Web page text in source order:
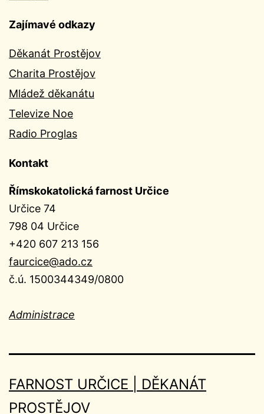
Zajímavé odkazy
Děkanát Prostějov
Charita Prostějov
Mládež děkanátu
Televize Noe
Radio Proglas
Kontakt
Římskokatolická farnost Určice
Určice 74
798 04 Určice
+420 607 213 156
faurcice@ado.cz
č.ú. 1500344349/0800
Administrace
FARNOST URČICE | DĚKANÁT
PROSTĚJOV